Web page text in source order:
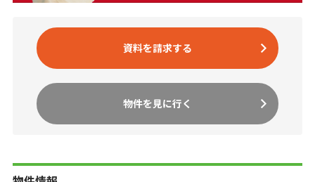
資料を請求する
物件を見に行く